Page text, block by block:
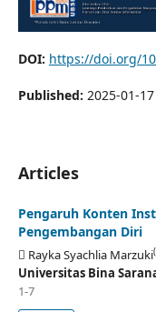
DOI: https://doi.org/
Published: 2025-01-17
Articles
Pengaruh Konten
Pengembangan Diri
Rayka Syachlia Marzuki
Universitas Bina
1-7